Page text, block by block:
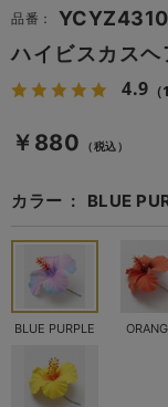
品番：
YCYZ4310
ハイビスカス
4.9
￥880 （税込）
カラー BLUE
BLUE PURPLE